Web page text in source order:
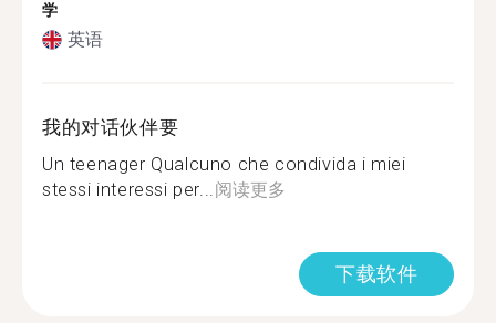
学
英语
我的对话伙伴要
Un teenager Qualcuno che condivida i miei
stessi interessi per...阅读更多
下载软件